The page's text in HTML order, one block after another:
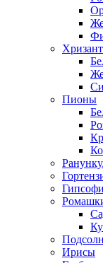
Пионы
Ирисы